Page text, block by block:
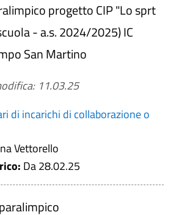
progetto CIP "Lo sprt
- a.s. 2024/2025) IC
San Martino
11.03.25
di incarichi di collaborazione o
Vettorello
Da 28.02.25